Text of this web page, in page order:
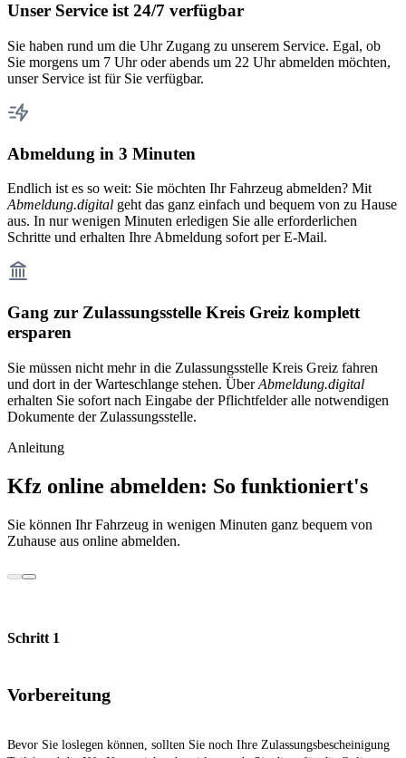
Unser Service ist 24/7 verfügbar
Sie haben rund um die Uhr Zugang zu unserem Service. Egal, ob
Sie morgens um 7 Uhr oder abends um 22 Uhr abmelden möchten,
unser Service ist für Sie verfügbar.
Abmeldung in 3 Minuten
Endlich ist es so weit: Sie möchten Ihr Fahrzeug abmelden? Mit
Abmeldung.digital geht das ganz einfach und bequem von zu Hause
aus. In nur wenigen Minuten erledigen Sie alle erforderlichen
Schritte und erhalten Ihre Abmeldung sofort per E-Mail.
Gang zur Zulassungsstelle Kreis Greiz komplett
ersparen
Sie müssen nicht mehr in die Zulassungsstelle Kreis Greiz fahren
und dort in der Warteschlange stehen. ÜberAbmeldung.digital
erhalten Sie sofort nach Eingabe der Pflichtfelder alle notwendigen
Dokumente der Zulassungsstelle.
Anleitung
Kfz online abmelden: So funktioniert's
Sie können Ihr Fahrzeug in wenigen Minuten ganz bequem von
Zuhause aus online abmelden.
Schritt 1
Vorbereitung
Bevor Sie loslegen können, sollten Sie noch Ihre Zulassungsbescheinigung